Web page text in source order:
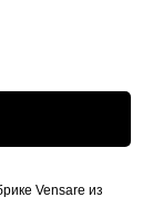
Vensare из